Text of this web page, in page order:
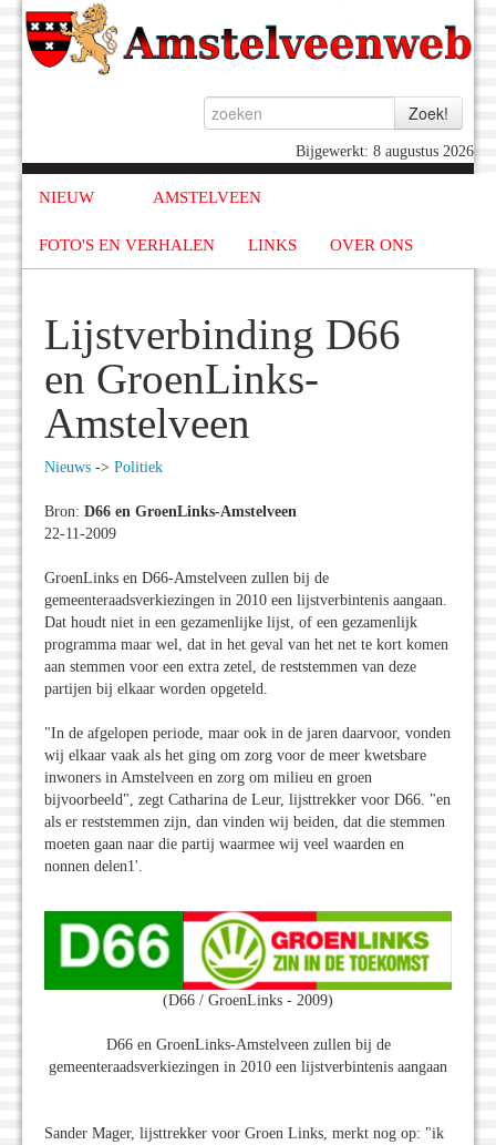
Bijgewerkt: 8 augustus 2026
NIEUW AMSTELVEEN
FOTO'S EN VERHALEN LINKS OVER ONS
Lijstverbinding D66
en GroenLinks-
Amstelveen
Nieuws -> Politiek
Bron: D66 en GroenLinks-Amstelveen
22-11-2009
GroenLinks en D66-Amstelveen zullen bij de
gemeenteraadsverkiezingen in 2010 een lijstverbintenis aangaan.
Dat houdt niet in een gezamenlijke lijst, of een gezamenlijk
programma maar wel, dat in het geval van het net te kort komen
aan stemmen voor een extra zetel, de reststemmen van deze
partijen bij elkaar worden opgeteld.
"In de afgelopen periode, maar ook in de jaren daarvoor, vonden
wij elkaar vaak als het ging om zorg voor de meer kwetsbare
inwoners in Amstelveen en zorg om milieu en groen
bijvoorbeeld", zegt Catharina de Leur, lijsttrekker voor D66. "en
als er reststemmen zijn, dan vinden wij beiden, dat die stemmen
moeten gaan naar die partij waarmee wij veel waarden en
nonnen delen1'.
(D66 / GroenLinks - 2009)
D66 en GroenLinks-Amstelveen zullen bij de
gemeenteraadsverkiezingen in 2010 een lijstverbintenis aangaan
Sander Mager, lijsttrekker voor Groen Links, merkt nog op: "ik